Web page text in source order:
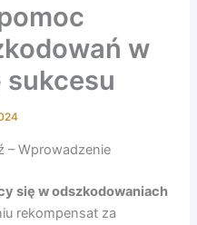
w
sukcesu
– Wprowadzenie
się w odszkodowaniach
rekompensat za